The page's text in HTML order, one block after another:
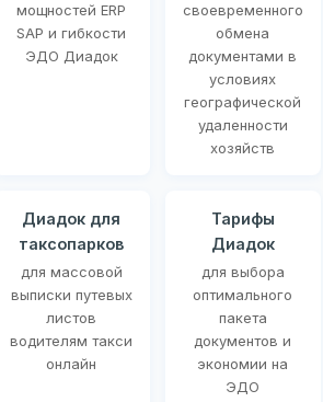
мощностей ERP
SAP и гибкости
ЭДО Диадок
своевременного
обмена
документами в
условиях
географической
удаленности
хозяйств
Диадок для
таксопарков
для массовой
выписки путевых
листов
водителям такси
онлайн
Тарифы
Диадок
для выбора
оптимального
пакета
документов и
экономии на
ЭДО